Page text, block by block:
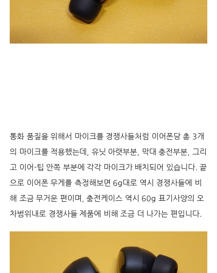
통화 품질을 위해서 마이크를 경쟁사들처럼 이어폰당 총 3개
의 마이크를 적용했는데, 유닛 아랫부분, 막대 충전부분, 그리
고 이어-팁 안쪽 부분에 각각 마이크가 배치되어 있습니다. 끝
으로 이어폰 무게를 측정해보면 6g대로 역시 경쟁사들에 비
해 조금 무거운 편이며, 충전케이스 역시 60g 표기사양의 오
차범위내로 경쟁사들 제품에 비해 조금 더 나가는 편입니다.